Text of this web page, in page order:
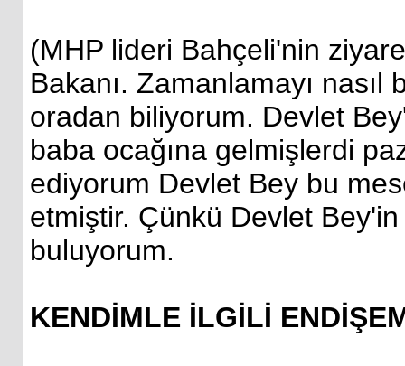
(MHP lideri Bahçeli'nin
Bakanı. Zamanlamayı
oradan biliyorum. Devlet
baba ocağına gelmişlerdi
ediyorum Devlet Bey bu
etmiştir. Çünkü Devlet
buluyorum.
KENDİMLE İLGİLİ